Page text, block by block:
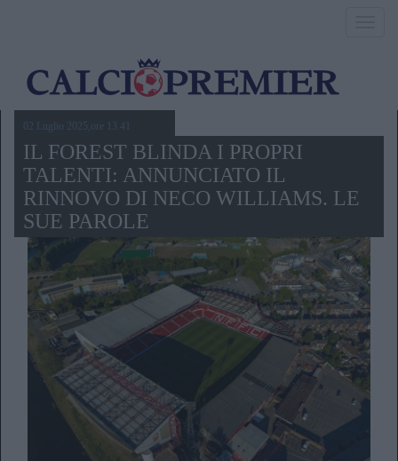
02 Luglio 2025,ore 13.41
IL FOREST BLINDA I PROPRI
TALENTI: ANNUNCIATO IL
RINNOVO DI NECO WILLIAMS. LE
SUE PAROLE